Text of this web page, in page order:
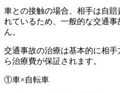
車との接触の場合、相手は自
れているため、一般的な交通
ん。
交通事故の治療は基本的に相
ら治療費が保証されます。
①車×自転車